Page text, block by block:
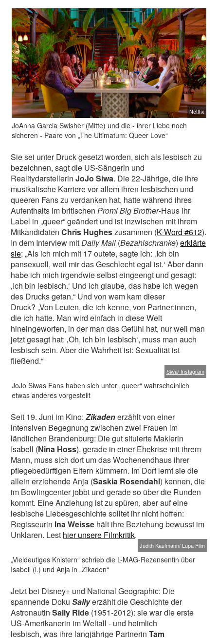
Netflix
JoAnna Garcia Swisher (Mitte) und die - ihrer Liebe noch
sicheren - Paare von „The Ultimatum: Queer Love“
Sie sei unter Druck gesetzt worden, sich als lesbisch zu
bezeichnen, sagt die US-Sängerin und
RealitydarstellerinJoJo Siwa. Die 22-Jährige, die ihre
musikalische Karriere vor allem ihren lesbischen und
queeren Fans zu verdanken hat, hatte während ihres
Aufenthalts im britischenPromi Big Brother-Haus ihr
Label in „queer“ geändert und ist inzwischen mit ihrem
MitkandidatenChris Hugheszusammen (K-Word #612).
In dem Interview mitDaily Mail (Bezahlschranke)erklärte
sie: „Als ich mich mit 17 outete, sagte ich: ‚Ich bin
pansexuell, weil mir das Geschlecht egal ist.‘ Aber dann
habe ich mich irgendwie selbst eingeengt und gesagt:
‚Ich bin lesbisch.‘ Und ich glaube, das habe ich wegen
des Drucks getan.“ Und von wem kam dieser
Druck? „Von Leuten, die ich kenne, von Partner:innen,
die ich hatte. Man wird einfach in diese Welt
hineingeworfen, in der man das Gefühl hat, nur weil man
jetzt gesagt hat: ‚Oh, ich bin lesbisch‘, muss man auch
lesbisch sein. Aber die Wahrheit ist: Sexualität ist
fließend.“
Siwa/ Instagram
JoJo Siwas Fans haben sich unter „queer“ wahrscheinlich
etwas anderes vorgestellt
Seit 19. Juni im Kino:Zikadenerzählt von einer
intensiven Begegnung zwischen zwei Frauen im
ländlichen Brandenburg: Die gut situierte Maklerin
Isabell (Nina Hoss), gerade in einer Ehekrise mit ihrem
Mann, muss sich dort um das Wochenendhaus ihrer
pflegebedürftigen Eltern kümmern. Im Dorf lernt sie die
allein erziehende Anja (Saskia Rosendahl) kennen, die
im Bowlingcenter jobbt und gerade so über die Runden
kommt. Eine Anziehung ist zu spüren, aber auf eine
lesbische Liebesgeschichte solltet ihr nicht hoffen:
Regisseurin Ina Weisse hält ihre Beziehung bewusst im
Unklaren. Lest hier unsere Filmkritik.
Judith Kaufmann/ Lupa Film
„Vieldeutiges Knistern“ schrieb die L-MAG-Rezensentin über
Isabell (l.) und Anja in „Zikaden“
Jetzt bei Disney+ und National Geographic: Die
spannende DokuSallyerzählt die Geschichte der
AstronautinSally Ride (1951-2012): sie war die erste
US-Amerikanerin im Weltall - und heimlich
lesbisch, was ihre langjährige PartnerinTam